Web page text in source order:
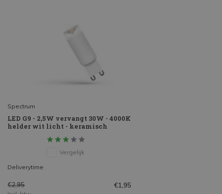
Spectrum
LED G9 - 2,5W vervangt 30W - 4000K
helder wit licht - keramisch
Vergelijk
Deliverytime
€2,95 €1,95